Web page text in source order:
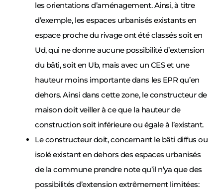
les orientations d’aménagement. Ainsi, à titre
d’exemple, les espaces urbanisés existants en
espace proche du rivage ont été classés soit en
Ud, qui ne donne aucune possibilité d’extension
du bâti, soit en Ub, mais avec un CES et une
hauteur moins importante dans les EPR qu’en
dehors. Ainsi dans cette zone, le constructeur de
maison doit veiller à ce que la hauteur de
construction soit inférieure ou égale à l’existant.
Le constructeur doit, concernant le bâti diffus ou
isolé existant en dehors des espaces urbanisés
de la commune prendre note qu’il n’ya que des
possibilités d’extension extrêmement limitées: